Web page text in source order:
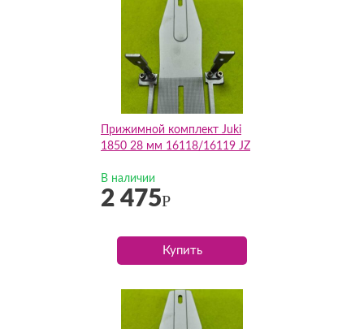
Прижимной комплект Juki
1850 28 мм 16118/16119 JZ
В наличии
2 475Р
Купить